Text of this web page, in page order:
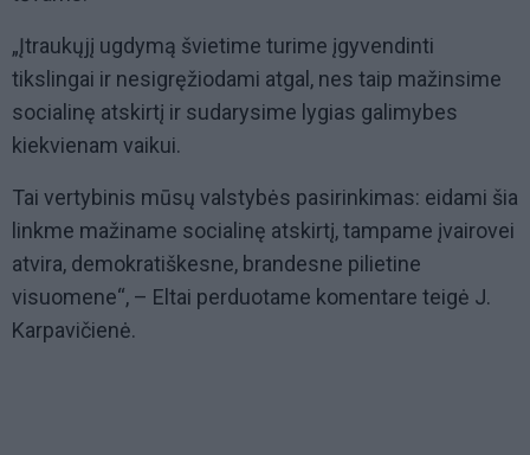
„Įtraukųjį ugdymą švietime turime įgyvendinti
tikslingai ir nesigręžiodami atgal, nes taip mažinsime
socialinę atskirtį ir sudarysime lygias galimybes
kiekvienam vaikui.
Tai vertybinis mūsų valstybės pasirinkimas: eidami šia
linkme mažiname socialinę atskirtį, tampame įvairovei
atvira, demokratiškesne, brandesne pilietine
visuomene“, – Eltai perduotame komentare teigė J.
Karpavičienė.